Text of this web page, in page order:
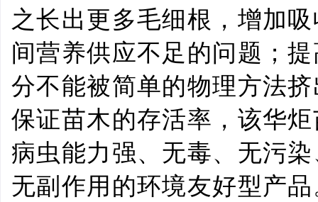
之长出更多毛细根，增加
间营养供应不足的问题；
分不能被简单的物理方法
保证苗木的存活率，该华
病虫能力强、无毒、无污
无副作用的环境友好型产